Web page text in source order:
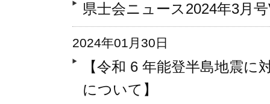
県士会ニュース2024年3月
2024年01月30日
【令和 6 年能登半島地震
について】